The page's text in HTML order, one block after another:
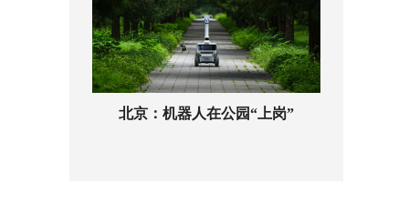
北京：机器人在公园“上岗”